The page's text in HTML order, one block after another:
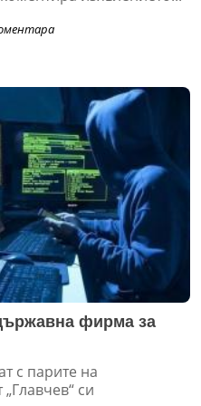
фирма за
с парите на
си